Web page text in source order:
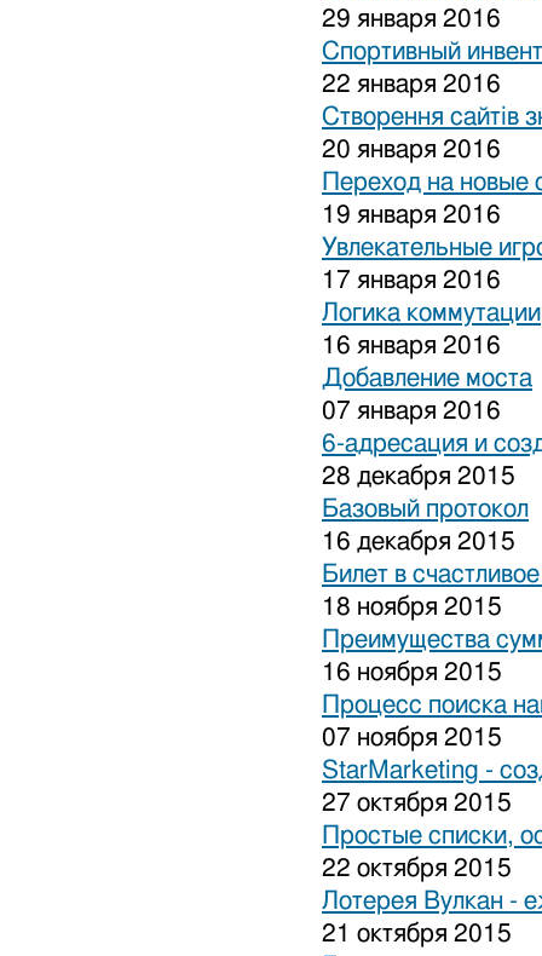
29 января 2016
Спортивный
22 января 2016
Створення сайтів
20 января 2016
Переход на новые
19 января 2016
Увлекательные
17 января 2016
Логика коммутации
16 января 2016
Добавление моста
07 января 2016
6-адресация и
28 декабря 2015
Базовый протокол
16 декабря 2015
Билет в
18 ноября 2015
Преимущества
16 ноября 2015
Процесс поиска
07 ноября 2015
StarMarketing -
27 октября 2015
Простые списки,
22 октября 2015
Лотерея Вулкан -
21 октября 2015